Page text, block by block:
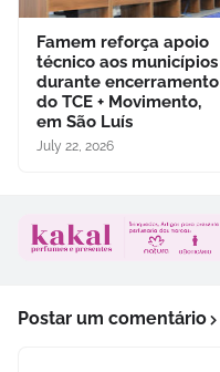
Famem reforça apoio
técnico aos municípios
durante encerramento
do TCE + Movimento,
em São Luís
July 22, 2026
Postar um comentário